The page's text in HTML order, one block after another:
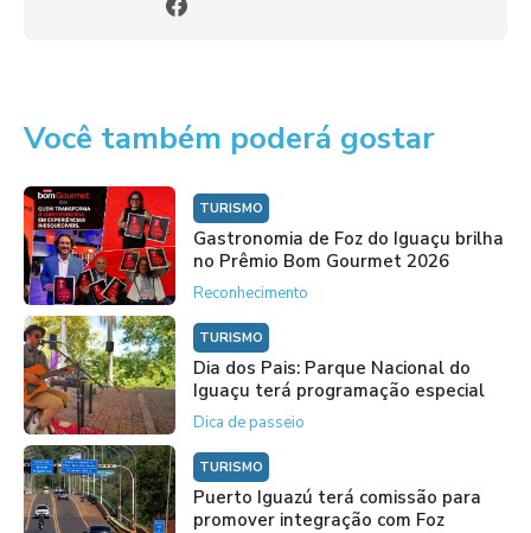
Você também poderá gostar
TURISMO
Gastronomia de Foz do Iguaçu brilha
no Prêmio Bom Gourmet 2026
Reconhecimento
TURISMO
Dia dos Pais: Parque Nacional do
Iguaçu terá programação especial
Dica de passeio
TURISMO
Puerto Iguazú terá comissão para
promover integração com Foz